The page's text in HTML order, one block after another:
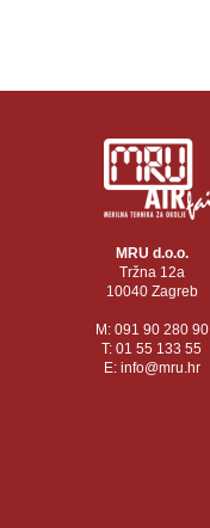
MRU d.o.o.
Tržna 12a
10040 Zagreb
M: 091 90 280 90
T: 01 55 133 55
E: info mru.hr